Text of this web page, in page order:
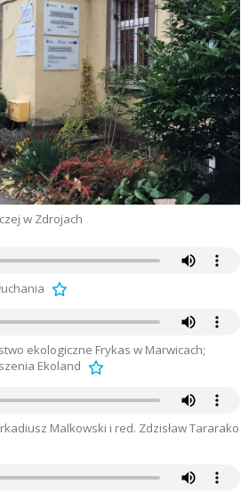
w Zdrojach
ekologiczne Frykas w Marwicach;
Ekoland
Malkowski i red. Zdzisław Tararako